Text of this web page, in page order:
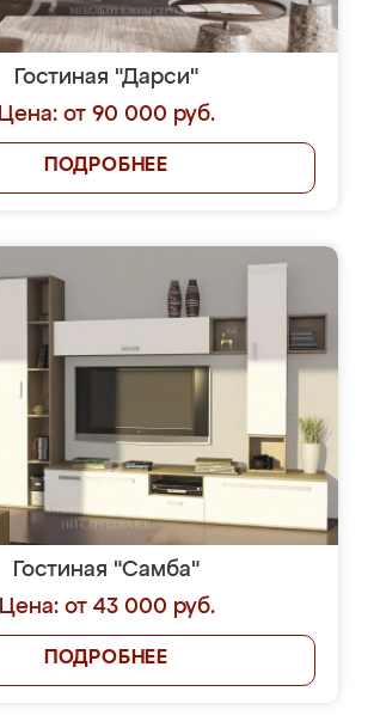
Гостиная "Дарси"
Цена: от 90 000 руб.
ПОДРОБНЕЕ
Гостиная "Самба"
Цена: от 43 000 руб.
ПОДРОБНЕЕ